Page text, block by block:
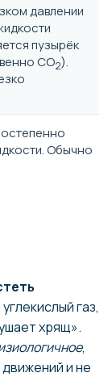
давлении
пузырёк
СО2).
Обычно
газ,
хрящ».
,
и не